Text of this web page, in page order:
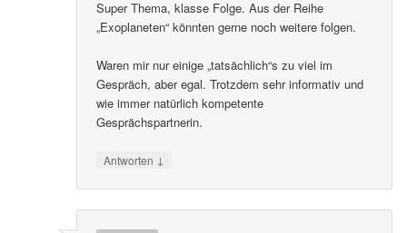
Super Thema, klasse Folge. Aus der Reihe
„Exoplaneten“ könnten gerne noch weitere folgen.
Waren mir nur einige „tatsächlich“s zu viel im
Gespräch, aber egal. Trotzdem sehr informativ und
wie immer natürlich kompetente
Gesprächspartnerin.
Antworten ↓